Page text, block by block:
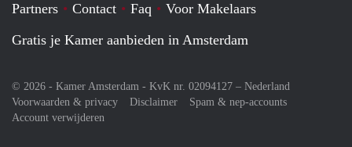
Partners Contact Faq
Voor Makelaars
Gratis je Kamer aanbieden in Amsterdam
© 2026 - Kamer Amsterdam - KvK nr. 02094127 – Nederland
Voorwaarden & privacy
Disclaimer
Spam & nep-accounts
Account verwijderen